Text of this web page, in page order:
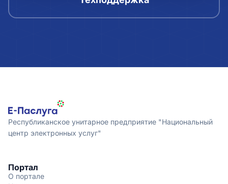
Республиканское унитарное предприятие "Национальный
центр электронных услуг"
Портал
О портале